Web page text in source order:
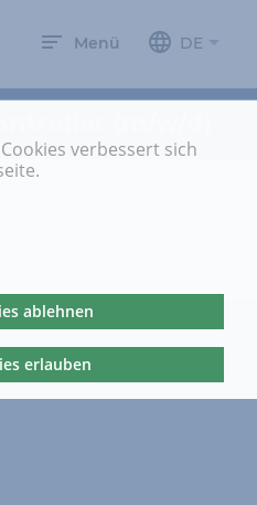
verbessert sich
ablehnen
erlauben
DE
Menü